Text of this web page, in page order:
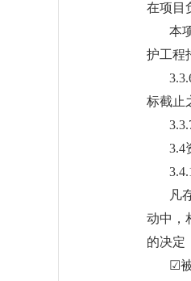
在项目
本
护工程
标截止
3.4
凡
动中，
的决定
☑